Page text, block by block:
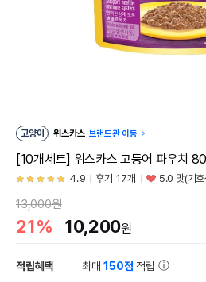
고양이 위스카스 브랜드관 이동
[10개세트] 위스카스 고등어 파우치
4.9 후기 17개 5.0 맛(기호
13,000원
21% 10,200원
적립혜택 최대150점 적립